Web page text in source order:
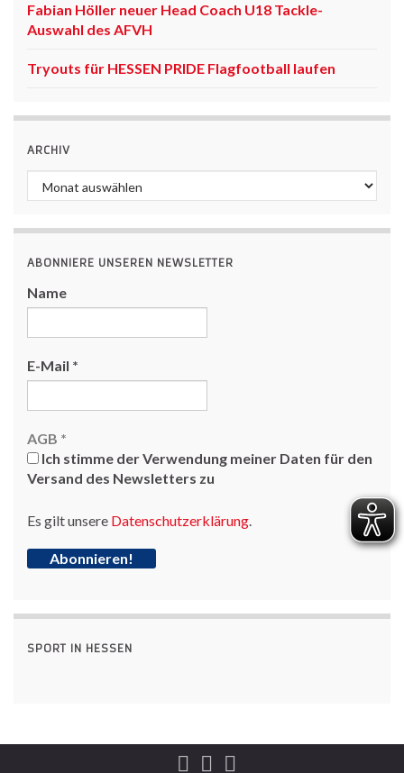
Fabian Höller neuer Head Coach U18 Tackle-
Auswahl des AFVH
Tryouts für HESSEN PRIDE Flagfootball laufen
ARCHIV
Archiv
ABONNIERE UNSEREN NEWSLETTER
Name
E-Mail *
AGB *
Ich stimme der Verwendung meiner Daten für den
Versand des Newsletters zu
Es gilt unsere Datenschutzerklärung.
SPORT IN HESSEN